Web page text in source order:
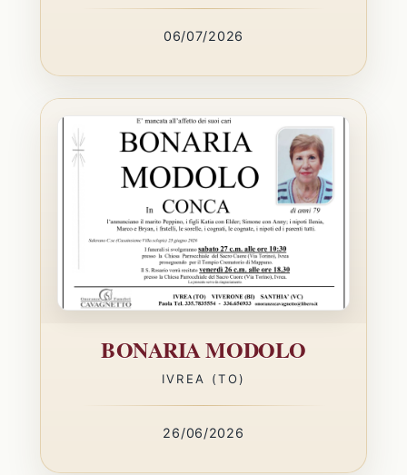
06/07/2026
BONARIA MODOLO
IVREA (TO)
26/06/2026